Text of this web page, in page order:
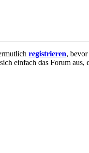
registrieren,
einfach das Forum aus,